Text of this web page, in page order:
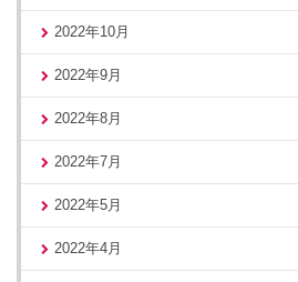
2022年10月
2022年9月
2022年8月
2022年7月
2022年5月
2022年4月